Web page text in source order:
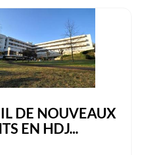
DE NOUVEAUX
EN HDJ...